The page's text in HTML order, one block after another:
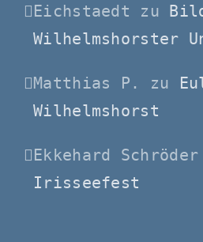
Eichstaedt zu
Wilhelmshorster
Matthias P. zu
Wilhelmshorst
Ekkehard Schröder
Irisseefest